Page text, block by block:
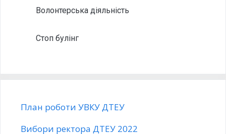
Волонтерська діяльність
Стоп булінг
План роботи УВКУ ДТЕУ
Вибори ректора ДТЕУ 2022